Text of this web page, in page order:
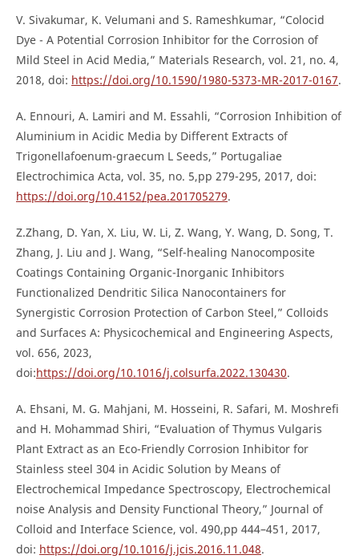
V. Sivakumar, K. Velumani and S. Rameshkumar, “Colocid
Dye - A Potential Corrosion Inhibitor for the Corrosion of
Mild Steel in Acid Media,” Materials Research, vol. 21, no. 4,
2018, doi: https://doi.org/10.1590/1980-5373-MR-2017-0167.
A. Ennouri, A. Lamiri and M. Essahli, “Corrosion Inhibition of
Aluminium in Acidic Media by Different Extracts of
Trigonellafoenum-graecum L Seeds,” Portugaliae
Electrochimica Acta, vol. 35, no. 5,pp 279-295, 2017, doi:
https://doi.org/10.4152/pea.201705279.
Z.Zhang, D. Yan, X. Liu, W. Li, Z. Wang, Y. Wang, D. Song, T.
Zhang, J. Liu and J. Wang, “Self-healing Nanocomposite
Coatings Containing Organic-Inorganic Inhibitors
Functionalized Dendritic Silica Nanocontainers for
Synergistic Corrosion Protection of Carbon Steel,” Colloids
and Surfaces A: Physicochemical and Engineering Aspects,
vol. 656, 2023,
doi:https://doi.org/10.1016/j.colsurfa.2022.130430.
A. Ehsani, M. G. Mahjani, M. Hosseini, R. Safari, M. Moshrefi
and H. Mohammad Shiri, “Evaluation of Thymus Vulgaris
Plant Extract as an Eco-Friendly Corrosion Inhibitor for
Stainless steel 304 in Acidic Solution by Means of
Electrochemical Impedance Spectroscopy, Electrochemical
noise Analysis and Density Functional Theory,” Journal of
Colloid and Interface Science, vol. 490,pp 444–451, 2017,
doi: https://doi.org/10.1016/j.jcis.2016.11.048.